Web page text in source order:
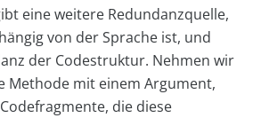
eine weitere Redundanzquelle,
von der Sprache ist, und
der Codestruktur. Nehmen wir
Methode mit einem Argument,
die diese